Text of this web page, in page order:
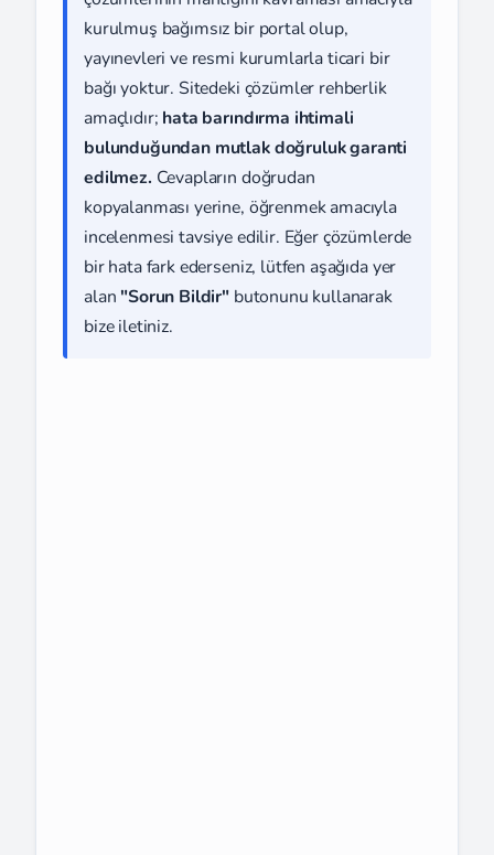
kurulmuş bağımsız bir portal olup,
yayınevleri ve resmi kurumlarla ticari bir
bağı yoktur. Sitedeki çözümler rehberlik
amaçlıdır; hata barındırma ihtimali
bulunduğundan mutlak doğruluk garanti
edilmez. Cevapların doğrudan
kopyalanması yerine, öğrenmek amacıyla
incelenmesi tavsiye edilir. Eğer çözümlerde
bir hata fark ederseniz, lütfen aşağıda yer
alan "Sorun Bildir" butonunu kullanarak
bize iletiniz.